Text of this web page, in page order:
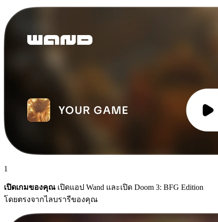
1
เปิดเกมของคุณ เปิดแอป Wand และเปิด Doom 3: BFG Edition
โดยตรงจากไลบรารีของคุณ